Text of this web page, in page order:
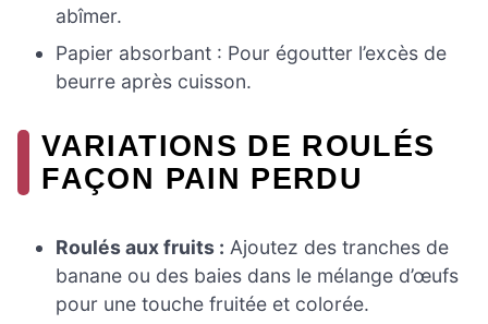
abîmer.
Papier absorbant : Pour égoutter l’excès de
beurre après cuisson.
VARIATIONS DE ROULÉS
FAÇON PAIN PERDU
Roulés aux fruits : Ajoutez des tranches de
banane ou des baies dans le mélange d’œufs
pour une touche fruitée et colorée.